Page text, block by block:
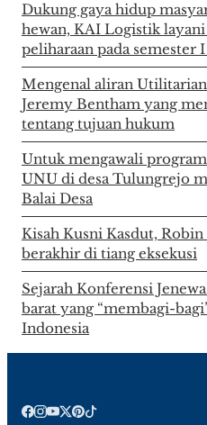
Dukung gaya hidup
hewan, KAI Logistik
peliharaan pada semester
Mengenal aliran
Jeremy Bentham yang
tentang tujuan hukum
Untuk mengawali
UNU di desa Tulungrejo
Balai Desa
Kisah Kusni Kasdut,
berakhir di tiang eksekusi
Sejarah Konferensi
barat yang “membagi-
Indonesia